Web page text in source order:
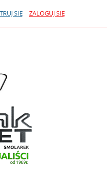
SIĘ ZALOGUJ SIĘ